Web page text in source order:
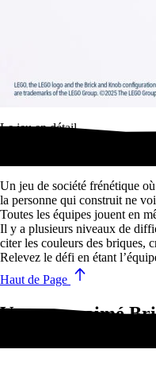
Le jeu en détail
LEGO + vitesse +
Un jeu de société frénétique
la personne qui construit ne
Toutes les équipes jouent en
Il y a plusieurs niveaux de
citer les couleurs des briques,
Relevez le défi en étant
Haut de Page
Vous avez aimé